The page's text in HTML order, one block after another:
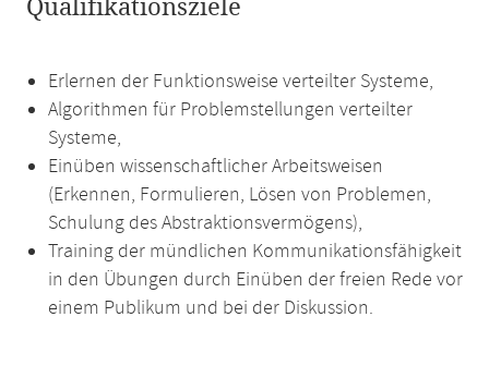
Qualifikationsziele
Erlernen der Funktionsweise verteilter Systeme,
Algorithmen für Problemstellungen verteilter
Systeme,
Einüben wissenschaftlicher Arbeitsweisen
(Erkennen, Formulieren, Lösen von Problemen,
Schulung des Abstraktionsvermögens),
Training der mündlichen Kommunikationsfähigkeit
in den Übungen durch Einüben der freien Rede vor
einem Publikum und bei der Diskussion.